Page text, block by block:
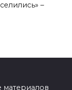
–
материалов